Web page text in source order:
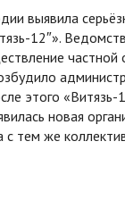
выявила
12″».
частной
этого «Витязь-
новая
с тем же